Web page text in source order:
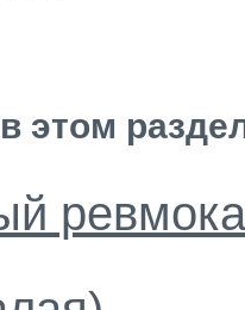
этом